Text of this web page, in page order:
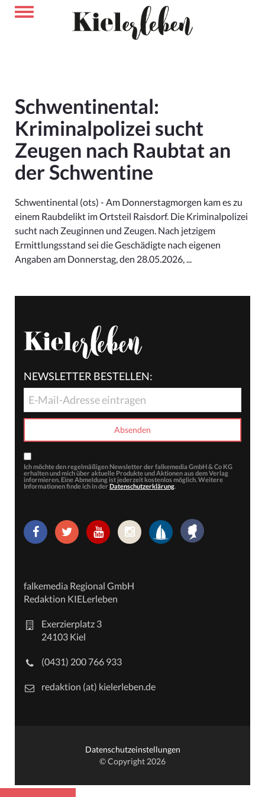
Schwentinental:
Kriminalpolizei sucht
Zeugen nach Raubtat an
der Schwentine
Schwentinental (ots) - Am Donnerstagmorgen kam es zu
einem Raubdelikt im Ortsteil Raisdorf. Die Kriminalpolizei
sucht nach Zeuginnen und Zeugen. Nach jetzigem
Ermittlungsstand sei die Geschädigte nach eigenen
Angaben am Donnerstag, den 28.05.2026, ...
NEWSLETTER BESTELLEN:
Ich möchte den regelmäßigen Newsletter der falkemedia GmbH & Co KG
erhalten und mich über aktuelle Produkte und Aktionen aus dem Verlag
informieren. Eine Abmeldung ist jederzeit kostenlos möglich. Weitere
Informationen finde ich in der Datenschutzerklärung.
falkemedia Regional GmbH
Redaktion KIELerleben
Exerzierplatz 3
24103 Kiel
(0431) 200 766 933
redaktion (at) kielerleben.de
Datenschutzeinstellungen
© Copyright 2026